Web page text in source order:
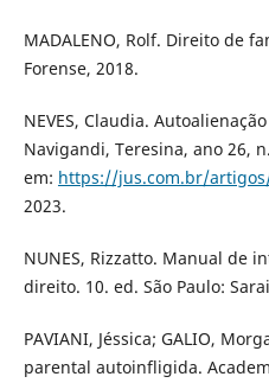
MADALENO, Rolf. Direito de
Forense, 2018.
NEVES, Claudia.
Navigandi, Teresina, ano 26,
em: https://jus.com.br/
2023.
NUNES, Rizzatto. Manual de
direito. 10. ed. São Paulo:
PAVIANI, Jéssica; GALIO,
parental autoinfligida.